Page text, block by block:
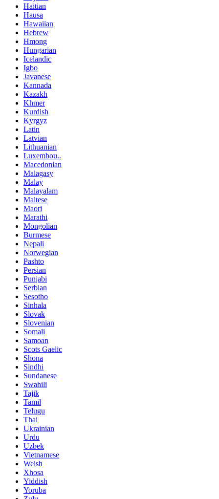
Haitian
Hausa
Hawaiian
Hebrew
Hmong
Hungarian
Icelandic
Igbo
Javanese
Kannada
Kazakh
Khmer
Kurdish
Kyrgyz
Latin
Latvian
Lithuanian
Luxembou..
Macedonian
Malagasy
Malay
Malayalam
Maltese
Maori
Marathi
Mongolian
Burmese
Nepali
Norwegian
Pashto
Persian
Punjabi
Serbian
Sesotho
Sinhala
Slovak
Slovenian
Somali
Samoan
Scots Gaelic
Shona
Sindhi
Sundanese
Swahili
Tajik
Tamil
Telugu
Thai
Ukrainian
Urdu
Uzbek
Vietnamese
Welsh
Xhosa
Yiddish
Yoruba